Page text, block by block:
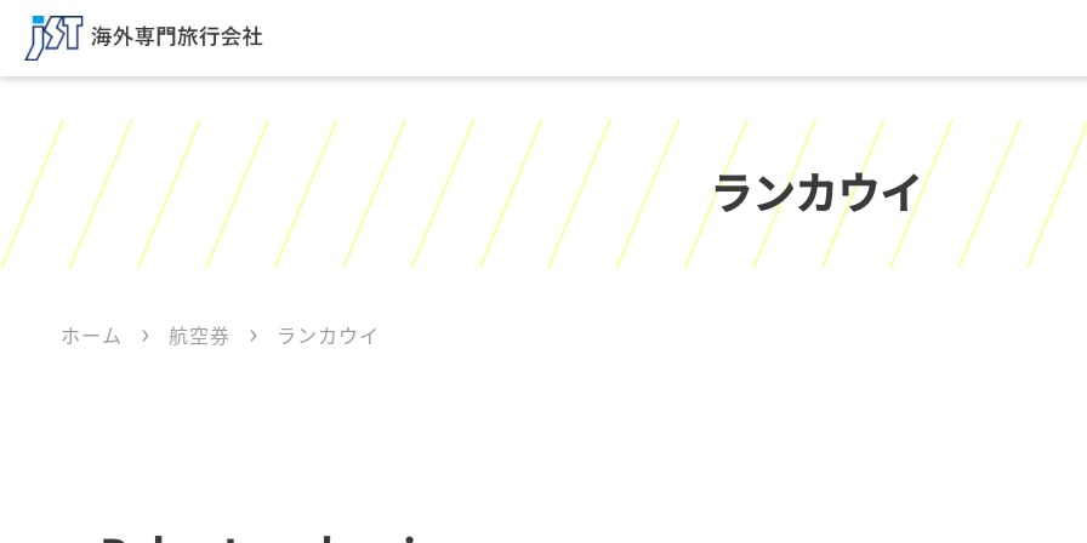
ランカウイ
ホーム 航空券 ランカウイ